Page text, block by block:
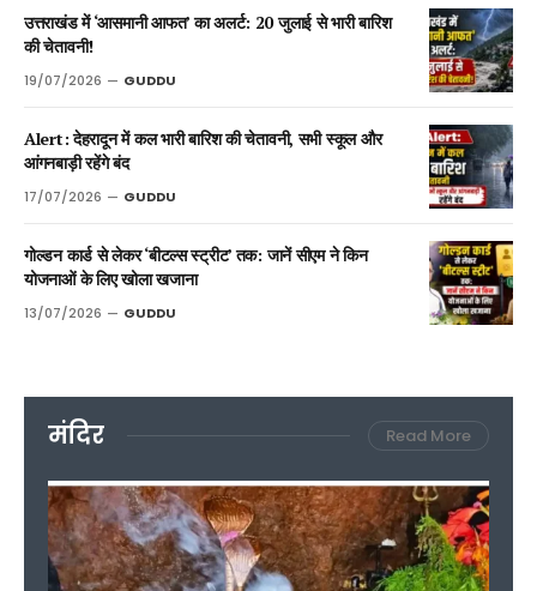
उत्तराखंड में ‘आसमानी आफत’ का अलर्ट: 20 जुलाई से भारी बारिश
की चेतावनी!
19/07/2026 GUDDU
Alert: देहरादून में कल भारी बारिश की चेतावनी, सभी स्कूल और
आंगनबाड़ी रहेंगे बंद
17/07/2026 GUDDU
गोल्डन कार्ड से लेकर ‘बीटल्स स्ट्रीट’ तक: जानें सीएम ने किन
योजनाओं के लिए खोला खजाना
13/07/2026 GUDDU
मंदिर Read More